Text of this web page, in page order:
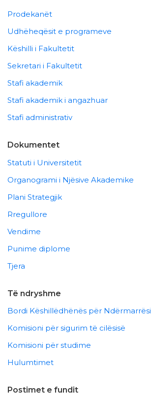
Prodekanët
Udhëheqësit e programeve
Këshilli i Fakultetit
Sekretari i Fakultetit
Stafi akademik
Stafi akademik i angazhuar
Stafi administrativ
Dokumentet
Statuti i Universitetit
Organogrami i Njësive Akademike
Plani Strategjik
Rregullore
Vendime
Punime diplome
Tjera
Të ndryshme
Bordi Këshillëdhënës për Ndërmarrësi
Komisioni për sigurim të cilësisë
Komisioni për studime
Hulumtimet
Postimet e fundit